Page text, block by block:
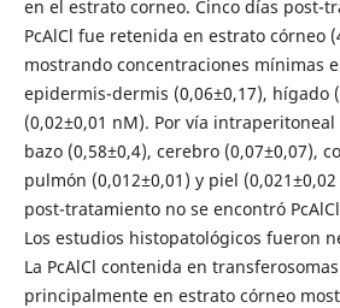
en el estrato corneo. Cinco días post-
PcAlCl fue retenida en estrato córneo
mostrando concentraciones mínimas
epidermis-dermis (0,06±0,17), hígado
(0,02±0,01 nM). Por vía intraperitoneal
bazo (0,58±0,4), cerebro (0,07±0,07),
pulmón (0,012±0,01) y piel
post-tratamiento no se encontró
Los estudios histopatológicos fueron
La PcAlCl contenida en
principalmente en estrato córneo